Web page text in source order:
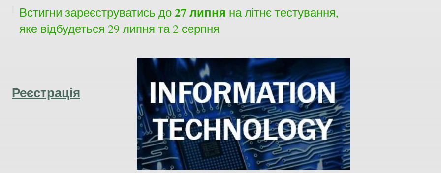
Встигни зареєструватись до27 липня на літнє тестування,
яке відбудеться 29 липня та 2 серпня
Реєстрація